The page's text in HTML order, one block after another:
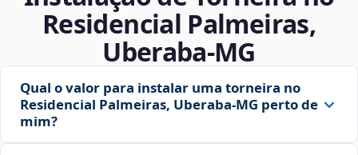
Residencial Palmeiras,
Uberaba‑MG
Qual o valor para instalar uma torneira no
Residencial Palmeiras, Uberaba‑MG perto de
mim?